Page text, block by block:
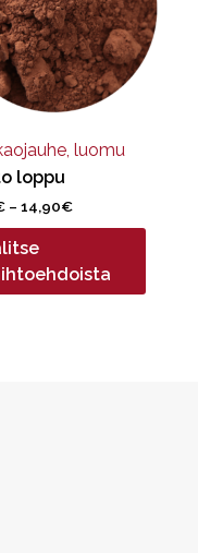
luomu
loppu
– 14,90€Hintaluokka:
1,49€
14,90€